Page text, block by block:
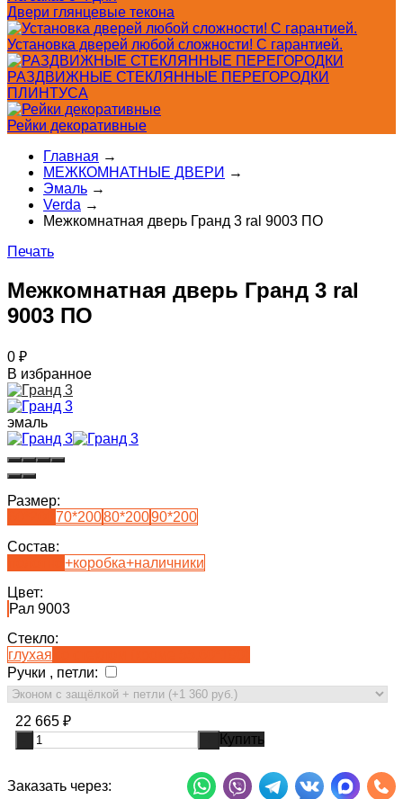
Двери глянцевые текона
Установка дверей любой сложности! С гарантией.
РАЗДВИЖНЫЕ СТЕКЛЯННЫЕ ПЕРЕГОРОДКИ
ПЛИНТУСА
Рейки декоративные
Главная →
МЕЖКОМНАТНЫЕ ДВЕРИ →
Эмаль →
Verda →
Межкомнатная дверь Гранд 3 ral 9003 ПО
Печать
Межкомнатная дверь Гранд 3 ral
9003 ПО
0 ₽
В избранное
эмаль
Размер:
70*20080*20090*200
Состав:
+коробка+наличники
Цвет:
Рал 9003
Стекло:
глухая
Ручки , петли:
22 665 ₽
Купить
Заказать через: